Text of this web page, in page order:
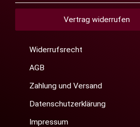
Vertrag widerrufen
Widerrufsrecht
AGB
Zahlung und Versand
Datenschutzerklärung
Impressum